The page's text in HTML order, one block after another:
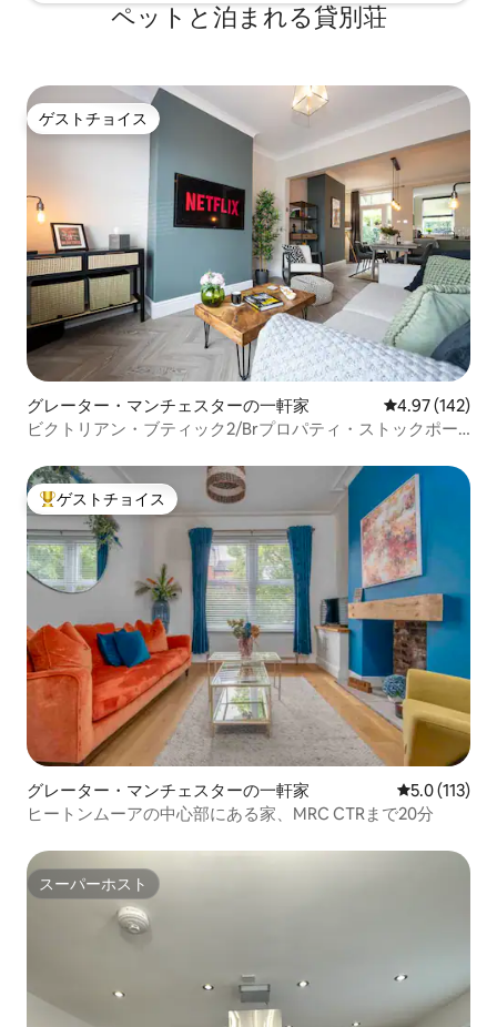
ペットと泊まれる貸別荘
ゲストチョイス
ゲストチョイス
グレーター・マンチェスターの一軒家 レビュー142
4.97 (142)
ビクトリアン・ブティック2/Brプロパティ・ストックポー
大好評のゲストチョイスです。
ゲストチョイス
グレーター・マンチェスターの一軒家 レビュー113
5.0 (113)
ヒートンムーアの中心部にある家、MRC CTRまで20分
スーパーホスト
スーパーホスト